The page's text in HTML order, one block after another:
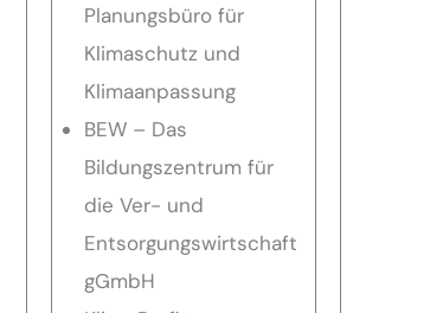
Planungsbüro für
Klimaschutz und
Klimaanpassung
BEW – Das
Bildungszentrum für
die Ver- und
Entsorgungswirtschaft
gGmbH